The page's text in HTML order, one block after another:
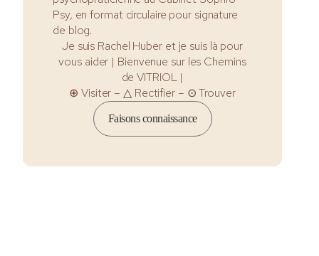
Je suis Rachel Huber et je suis là pour
vous aider | Bienvenue sur les Chemins
de VITRIOL |
⊕ Visiter – △ Rectifier – ⊙ Trouver
Faisons connaissance